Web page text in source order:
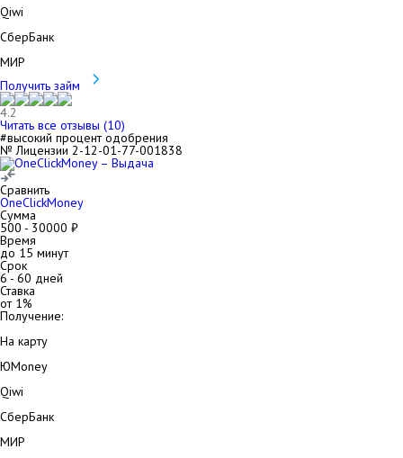
Qiwi
СберБанк
МИР
Получить займ
4.2
Читать все отзывы (10)
#высокий процент одобрения
№ Лицензии 2-12-01-77-001838
Сравнить
OneClickMoney
Сумма
500 - 30000 ₽
Время
до 15 минут
Срок
6- 60 дней
Ставка
от 1%
Получение:
На карту
ЮMoney
Qiwi
СберБанк
МИР